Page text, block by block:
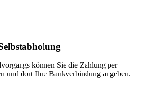
können Sie die Zahlung per
und dort Ihre Bankverbindung angeben.